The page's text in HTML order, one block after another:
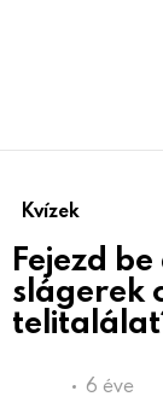
Kvízek
Fejezd
slágerek
6 éve